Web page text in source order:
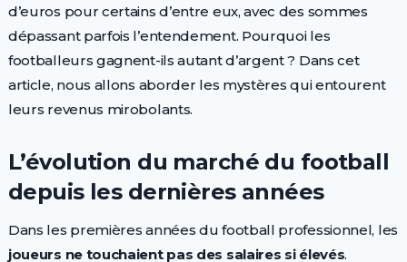
d’euros pour certains d’entre eux, avec des sommes
dépassant parfois l’entendement. Pourquoi les
footballeurs gagnent-ils autant d’argent ? Dans cet
article, nous allons aborder les mystères qui entourent
leurs revenus mirobolants.
L’évolution du marché du football
depuis les dernières années
Dans les premières années du football professionnel, les
joueurs ne touchaient pas des salaires si élevés.